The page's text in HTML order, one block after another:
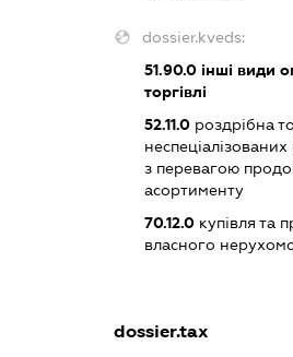
dossier.kveds:
51.90.0інші види
торгівлі
52.11.0роздрібна
з перевагою
асортименту
70.12.0купівля та
власного
dossier.tax